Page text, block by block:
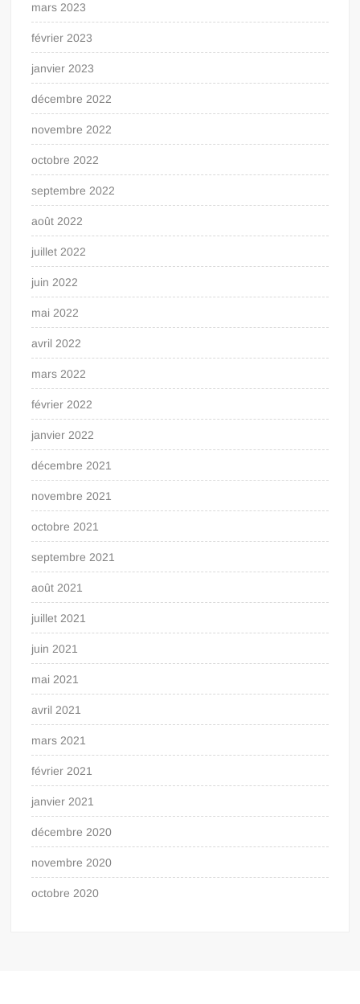
mars 2023
février 2023
janvier 2023
décembre 2022
novembre 2022
octobre 2022
septembre 2022
août 2022
juillet 2022
juin 2022
mai 2022
avril 2022
mars 2022
février 2022
janvier 2022
décembre 2021
novembre 2021
octobre 2021
septembre 2021
août 2021
juillet 2021
juin 2021
mai 2021
avril 2021
mars 2021
février 2021
janvier 2021
décembre 2020
novembre 2020
octobre 2020